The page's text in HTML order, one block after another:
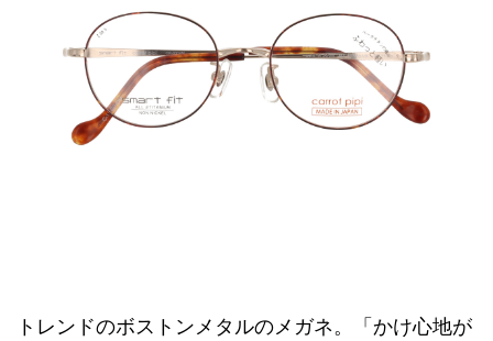
トレンドのボストンメタルのメガネ。「かけ心地が